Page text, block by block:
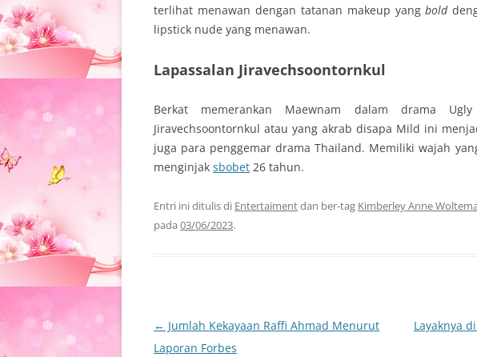
terlihat menawan dengan tatanan makeup yangbold
lipstick nude yang menawan.
Lapassalan Jiravechsoontornkul
Berkat memerankan Maewnam dalam drama
Jiravechsoontornkul atau yang akrab disapa Mild ini
juga para penggemar drama Thailand. Memiliki wajah
menginjak sbobet 26 tahun.
Entri ini ditulis di Entertaimentdan ber-tag Kimberley Anne
pada 03/06/2023.
Navigasi
Tulisan
← Jumlah Kekayaan Raffi Ahmad Menurut
Laporan Forbes
Layaknya